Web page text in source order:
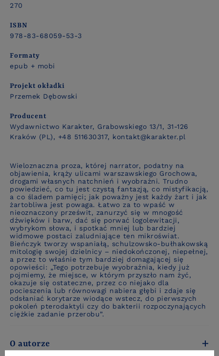
270
ISBN
978-83-68059-53-3
Formaty
epub + mobi
Projekt okładki
Przemek Dębowski
Producent
Wydawnictwo Karakter, Grabowskiego 13/1, 31-126
Kraków (PL), +48 511630317, kontakt@karakter.pl
Wieloznaczna proza, której narrator, podatny na
objawienia, krąży ulicami warszawskiego Grochowa,
drogami własnych natchnień i wyobraźni. Trudno
powiedzieć, co tu jest czystą fantazją, co mistyfikacją,
a co śladem pamięci; jak poważny jest każdy żart i jak
żartobliwa jest powaga. Łatwo za to wpaść w
nieoznaczony prześwit, zanurzyć się w mnogość
dźwięków i barw, dać się porwać logolewitacji,
wybrykom słowa, i spotkać mniej lub bardziej
widmowe postaci zaludniające ten mikroświat.
Bieńczyk tworzy wspaniałą, schulzowsko-bułhakowską
mitologię swojej dzielnicy – niedokończonej, niepełnej,
a przez to właśnie tym bardziej domagającej się
opowieści: „Tego potrzebuje wyobraźnia, kiedy już
pojmiemy, że miejsce, w którym przyszło nam żyć,
okazuje się ostateczne, przez co niejako dla
pocieszenia lub równowagi nabiera głębi i zdaje się
odsłaniać korytarze wiodące wstecz, do pierwszych
pokoleń pterodaktyli czy do bakterii rozpoczynających
ciężkie zadanie przerobu”.
O autorze